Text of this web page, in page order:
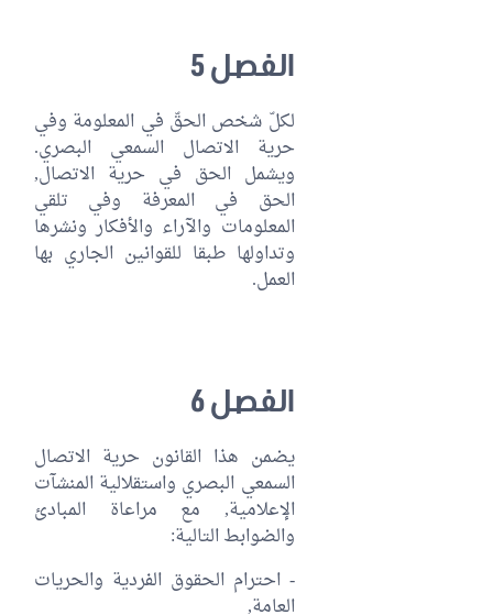
الفصل 5
لكلّ شخص الحقّ في المعلومة وفي
حرية الاتصال السمعي البصري.
ويشمل الحق في حرية الاتصال,
الحق في المعرفة وفي تلقي
المعلومات والآراء والأفكار ونشرها
وتداولها طبقا للقوانين الجاري بها
العمل.
الفصل 6
يضمن هذا القانون حرية الاتصال
السمعي البصري واستقلالية المنشآت
الإعلامية, مع مراعاة المبادئ
والضوابط التالية:
- احترام الحقوق الفردية والحريات
العامة,